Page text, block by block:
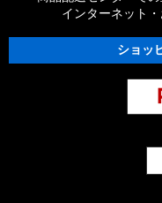
インターネット
ショッ